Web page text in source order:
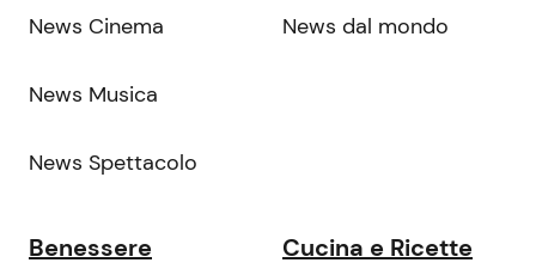
News Cinema
News Musica
News Spettacolo
News dal mondo
Benessere Cucina e Ricette